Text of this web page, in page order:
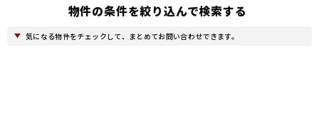
物件の条件を絞り込んで検索する
気になる物件をチェックして、まとめてお問い合わせできます。